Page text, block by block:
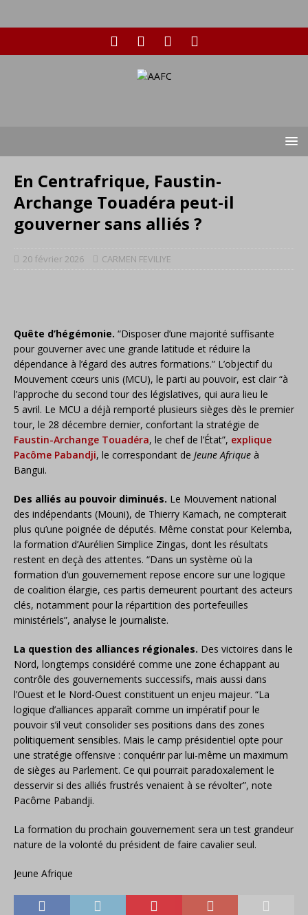
En Centrafrique, Faustin-
Archange Touadéra peut-il
gouverner sans alliés ?
20 février 2026 CARMEN FEVILIYE
Quête d’hégémonie. “Disposer d’une majorité suffisante
pour gouverner avec une grande latitude et réduire la
dépendance à l’égard des autres formations.” L’objectif du
Mouvement cœurs unis (MCU), le parti au pouvoir, est clair “à
l’approche du second tour des législatives, qui aura lieu le
5 avril. Le MCU a déjà remporté plusieurs sièges dès le premier
tour, le 28 décembre dernier, confortant la stratégie de
Faustin-Archange Touadéra, le chef de l’État”, explique
Pacôme Pabandji, le correspondant de Jeune Afrique à
Bangui.
Des alliés au pouvoir diminués. Le Mouvement national
des indépendants (Mouni), de Thierry Kamach, ne compterait
plus qu’une poignée de députés. Même constat pour Kelemba,
la formation d’Aurélien Simplice Zingas, dont les résultats
restent en deçà des attentes. “Dans un système où la
formation d’un gouvernement repose encore sur une logique
de coalition élargie, ces partis demeurent pourtant des acteurs
clés, notamment pour la répartition des portefeuilles
ministériels”, analyse le journaliste.
La question des alliances régionales. Des victoires dans le
Nord, longtemps considéré comme une zone échappant au
contrôle des gouvernements successifs, mais aussi dans
l’Ouest et le Nord-Ouest constituent un enjeu majeur. “La
logique d’alliances apparaît comme un impératif pour le
pouvoir s’il veut consolider ses positions dans des zones
politiquement sensibles. Mais le camp présidentiel opte pour
une stratégie offensive : conquérir par lui-même un maximum
de sièges au Parlement. Ce qui pourrait paradoxalement le
desservir si des alliés frustrés venaient à se révolter”, note
Pacôme Pabandji.
La formation du prochain gouvernement sera un test grandeur
nature de la volonté du président de faire cavalier seul.
Jeune Afrique